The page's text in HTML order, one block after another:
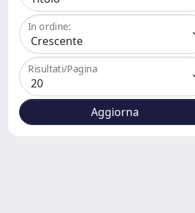
In ordine:
Risultati/Pagina